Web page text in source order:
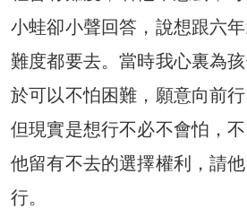
小蛙卻小聲回答，說想跟六
難度都要去。當時我心裏為
於可以不怕困難，願意向前
但現實是想行不必不會怕，
他留有不去的選擇權利，請
行。